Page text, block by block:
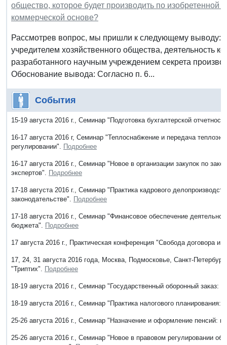
общество, которое будет производить по изобретенной
коммерческой основе?
Рассмотрев вопрос, мы пришли к следующему выводу:
учредителем хозяйственного общества, деятельность
разработанного научным учреждением секрета
Обоснование вывода: Согласно п. 6...
События
15-19 августа 2016 г., Семинар "Подготовка бухгалтерской
16-17 августа 2016 г, Семинар "Теплоснабжение и передача
регулировании". Подробнее
16-17 августа 2016 г., Семинар "Новое в организации закупок по
экспертов". Подробнее
17-18 августа 2016 г., Семинар "Практика кадрового
законодательстве". Подробнее
17-18 августа 2016 г., Семинар "Финансовое обеспечение
бюджета". Подробнее
17 августа 2016 г., Практическая конференция "Свобода договора
17, 24, 31 августа 2016 года, Москва, Подмосковье, Санкт-
"Триптих". Подробнее
18-19 августа 2016 г., Семинар "Государственный оборонный заказ:
18-19 августа 2016 г., Семинар "Практика налогового
25-26 августа 2016 г., Семинар "Назначение и оформление пенсий:
25-26 августа 2016 г., Семинар "Новое в правовом регулировании